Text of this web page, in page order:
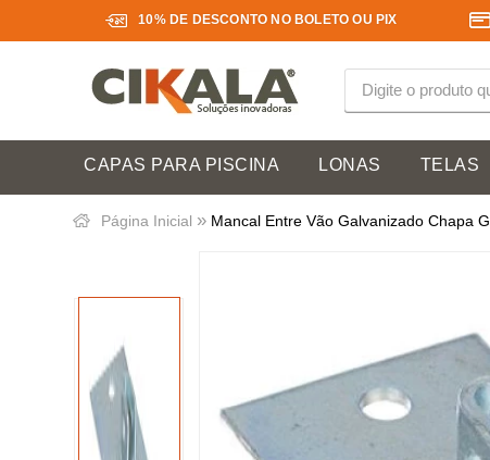
10% DE DESCONTO NO BOLETO OU PIX
CAPAS PARA PISCINA LONAS TELAS
Página Inicial » Mancal Entre Vão Galvanizado Chapa